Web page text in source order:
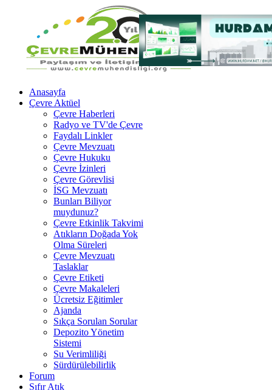
Anasayfa
Çevre Aktüel
Çevre Haberleri
Radyo ve TV'de Çevre
Faydalı Linkler
Çevre Mevzuatı
Çevre Hukuku
Çevre İzinleri
Çevre Görevlisi
İSG Mevzuatı
Bunları Biliyor
muydunuz?
Çevre Etkinlik Takvimi
Atıkların Doğada Yok
Olma Süreleri
Çevre Mevzuatı
Taslaklar
Çevre Etiketi
Çevre Makaleleri
Ücretsiz Eğitimler
Ajanda
Sıkça Sorulan Sorular
Depozito Yönetim
Sistemi
Su Verimliliği
Sürdürülebilirlik
Forum
Sıfır Atık